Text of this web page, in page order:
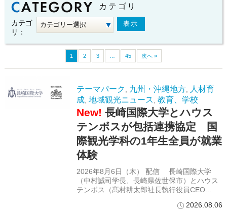
カテゴリ
カテゴ
リ：
1 2 3 45 次へ »
テーマパーク, 九州・沖縄地方, 人材育
成, 地域観光ニュース, 教育、学校
New! 長崎国際大学とハウス
テンボスが包括連携協定 国
際観光学科の1年生全員が就業
体験
2026年8月6日（木） 配信 長崎国際大学
（中村誠司学長、長崎県佐世保市）とハウス
テンボス（髙村耕太郎社長執行役員CEO...
2026.08.06